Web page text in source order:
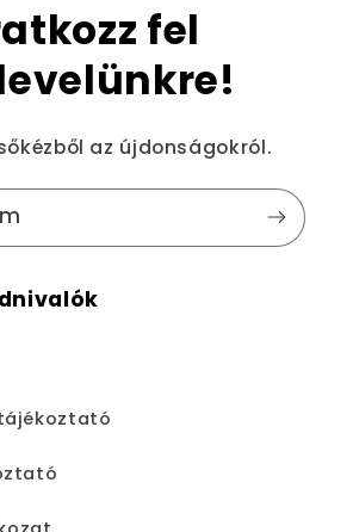
fel
az újdonságokról.